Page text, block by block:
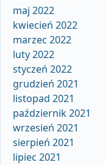
maj 2022
kwiecień 2022
marzec 2022
luty 2022
styczeń 2022
grudzień 2021
listopad 2021
październik 2021
wrzesień 2021
sierpień 2021
lipiec 2021